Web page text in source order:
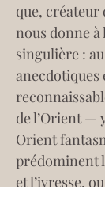
que, créateur
nous donne
singulière :
anecdotiques
de l’Orient —
Orient
prédominent
et l’ivresse,